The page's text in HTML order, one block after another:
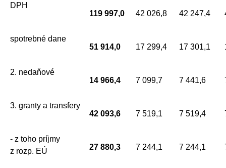
DPH
119 997,0
42 026,8 42 247,4
spotrebné dane
51 914,0
17 299,4 17 301,1
2. nedaňové
14 966,4
7 099,7 7 441,6
3. granty a transfery
42 093,6
7 519,1 7 519,4
- z toho príjmy
z rozp. EÚ
27 880,3 7 244,1 7 244,1